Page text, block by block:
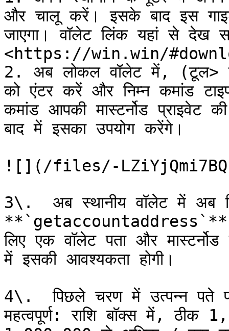
और चालू करें। इसके बाद इस
जाएगा। वॉलेट लिंक यहां से देख
<https://win.win/
2. अब लोकल वॉलेट में, (टूल>
को एंटर करें और निम्न कमांड
कमांड आपकी मास्टर्नोड
बाद में इसका उपयोग करेंगे।
![](/files/-
3\.  अब स्थानीय वॉलेट में अब
**`getaccountaddress`**
लिए एक वॉलेट पता और
में इसकी आवश्यकता होगी।
4\.  पिछले चरण में उत्पन्न पते
महत्वपूर्ण: राशि बॉक्स में, ठीक